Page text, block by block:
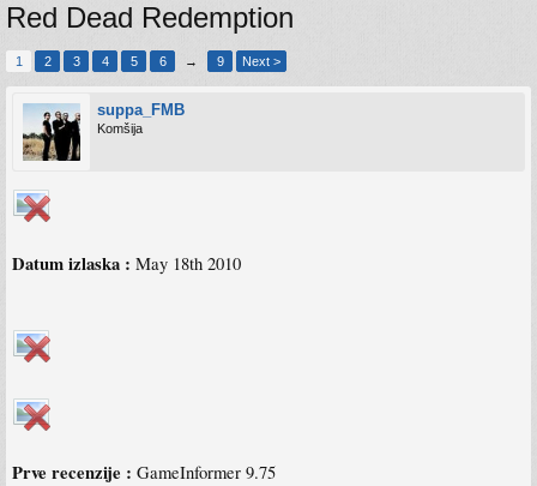
Red Dead Redemption
1 2 3 4 5 6 → 9 Next >
suppa_FMB
Komšija
Datum izlaska : May 18th 2010
Prve recenzije : GameInformer 9.75